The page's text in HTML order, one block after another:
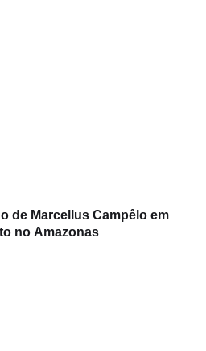
de Marcellus Campêlo em
no Amazonas